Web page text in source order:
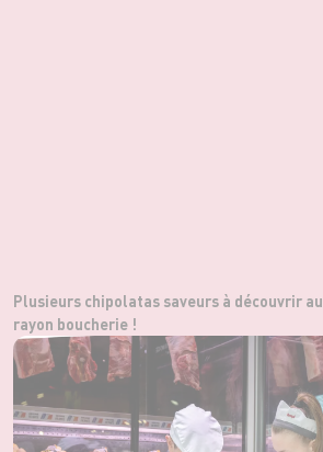
Plusieurs chipolatas saveurs à découvrir au
rayon boucherie !